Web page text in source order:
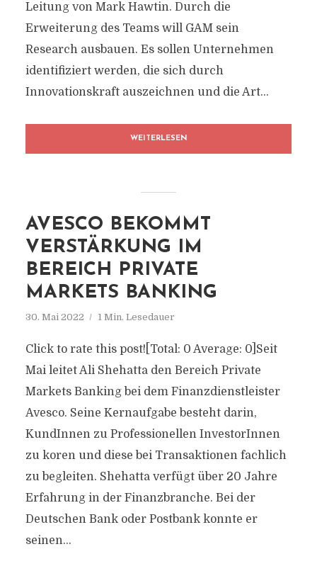
Leitung von Mark Hawtin. Durch die
Erweiterung des Teams will GAM sein
Research ausbauen. Es sollen Unternehmen
identifiziert werden, die sich durch
Innovationskraft auszeichnen und die Art...
WEITERLESEN
AVESCO BEKOMMT
VERSTÄRKUNG IM
BEREICH PRIVATE
MARKETS BANKING
30. Mai 2022 1 Min. Lesedauer
Click to rate this post![Total: 0 Average: 0]Seit
Mai leitet Ali Shehatta den Bereich Private
Markets Banking bei dem Finanzdienstleister
Avesco. Seine Kernaufgabe besteht darin,
KundInnen zu Professionellen InvestorInnen
zu koren und diese bei Transaktionen fachlich
zu begleiten. Shehatta verfügt über 20 Jahre
Erfahrung in der Finanzbranche. Bei der
Deutschen Bank oder Postbank konnte er
seinen...